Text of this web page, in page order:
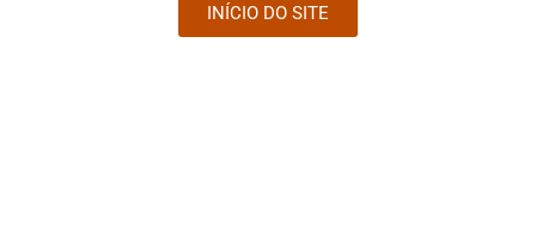
INÍCIO DO SITE